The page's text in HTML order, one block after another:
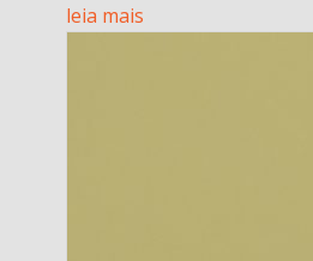
leia mais